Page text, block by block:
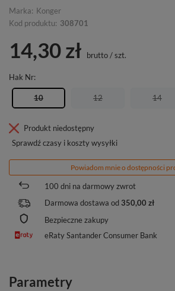
Marka: Konger
Kod produktu: 308701
14,30 zł brutto/szt.
Hak Nr
10 12 14
Produkt niedostępny
Sprawdź czasy i koszty wysyłki
Powiadom mnie o dostępności
100 dni na darmowy zwrot
Darmowa dostawa od 350,00 zł
Bezpieczne zakupy
eRaty Santander Consumer Bank
Parametry